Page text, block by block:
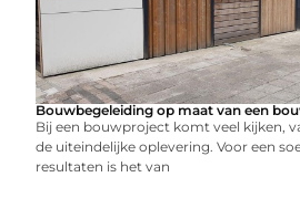
Bouwbegeleiding op maat van een
Bij een bouwproject komt veel kijken,
de uiteindelijke oplevering. Voor een
resultaten is het van